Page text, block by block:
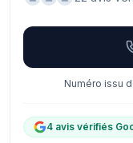
Numéro issu
4 avis vérifiés